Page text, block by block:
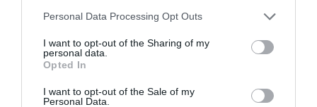
Personal Data Processing Opt Outs
I want to opt-out of the Sharing of my
personal data.
Opted In
I want to opt-out of the Sale of my
Personal Data.
Al sector de la comunicació,
Sánchez i de Querol